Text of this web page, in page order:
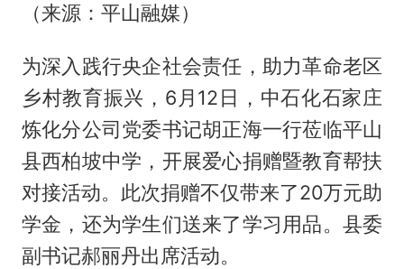
（来源：平山融媒）
为深入践行央企社会责任，助力革命老区
乡村教育振兴，6月12日，中石化石家庄
炼化分公司党委书记胡正海一行莅临平山
县西柏坡中学，开展爱心捐赠暨教育帮扶
对接活动。此次捐赠不仅带来了20万元助
学金，还为学生们送来了学习用品。县委
副书记郝丽丹出席活动。